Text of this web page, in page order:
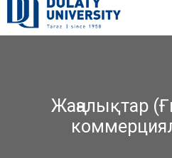
Жаңалықтар